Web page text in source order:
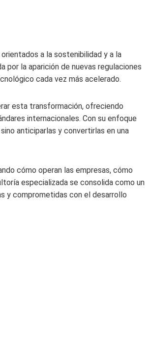
a la sostenibilidad y a la
por la aparición de nuevas regulaciones
cada vez más acelerado.
esta transformación, ofreciendo
internacionales. Con su enfoque
anticiparlas y convertirlas en una
cómo operan las empresas, cómo
especializada se consolida como un
y comprometidas con el desarrollo